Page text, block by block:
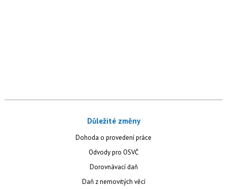
Důležité změny
Dohoda o provedení práce
Odvody pro OSVČ
Dorovnávací daň
Daň z nemovitých věcí